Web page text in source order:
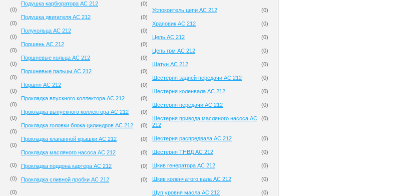
(0)
(0)
(0)
(0)
(0)
(0)
(0)
(0)
(0)
(0)
(0)
(0)
(0)
(0)
Подушка карбюратора AC 212 (0)
Подушка двигателя AC 212 (0)
Полукольца AC 212 (0)
Поршень AC 212 (0)
Поршневые кольца AC 212 (0)
Поршневые пальцы AC 212 (0)
Поршня AC 212 (0)
Прокладка впускного коллектора AC 212 (0)
Прокладка выпускного коллектора AC 212 (0)
Прокладка головки блока цилиндров AC 212 (0)
Прокладка клапанной крышки AC 212 (0)
Прокладка масляного насоса AC 212 (0)
Прокладка поддона картера AC 212 (0)
Прокладка сливной пробки AC 212 (0)
Успокоитель цепи AC 212 (0)
Храповик AC 212 (0)
Цепь AC 212 (0)
Цепь грм AC 212 (0)
Шатун AC 212 (0)
Шестерня задней передачи AC 212 (0)
Шестерня коленвала AC 212 (0)
Шестерня передачи AC 212 (0)
Шестерня привода масляного насоса AC
212
(0)
Шестерня распредвала AC 212 (0)
Шестерня ТНВД AC 212 (0)
Шкив генератора AC 212 (0)
Шкив коленчатого вала AC 212 (0)
Щуп уровня масла AC 212 (0)